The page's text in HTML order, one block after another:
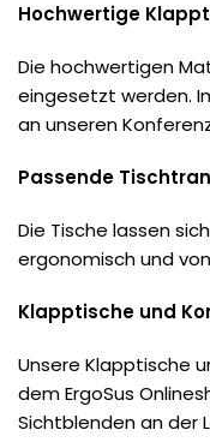
Hochwertige
Die hochwertigen
eingesetzt werden.
an unseren
Passende
Die Tische lassen
ergonomisch und
Klapptische und
Unsere Klapptische
dem ErgoSus
Sichtblenden an der